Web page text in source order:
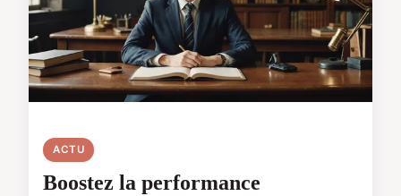
ACTU
Boostez la performance